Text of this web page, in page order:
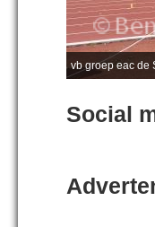
vb groep eac de
Social